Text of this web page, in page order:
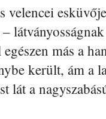
velencei
más a
került, ám a
lát a